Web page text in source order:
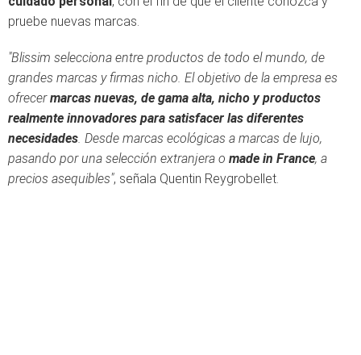
pruebe nuevas marcas.
"Blissim selecciona entre productos de todo el mundo, de
grandes marcas y firmas nicho. El objetivo de la empresa es
ofrecermarcas nuevas, de gama alta, nicho y productos
realmente innovadores para satisfacer las diferentes
necesidades. Desde marcas ecológicas a marcas de lujo,
pasando por una selección extranjera o made in France, a
precios asequibles", señala Quentin Reygrobellet.